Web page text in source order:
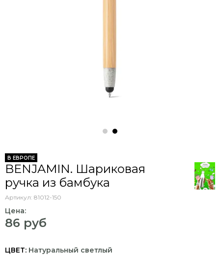
В ЕВРОПЕ
BENJAMIN. Шариковая
ручка из бамбука
Артикул: 81012-150
Цена:
86 руб
ЦВЕТ: Натуральный светлый